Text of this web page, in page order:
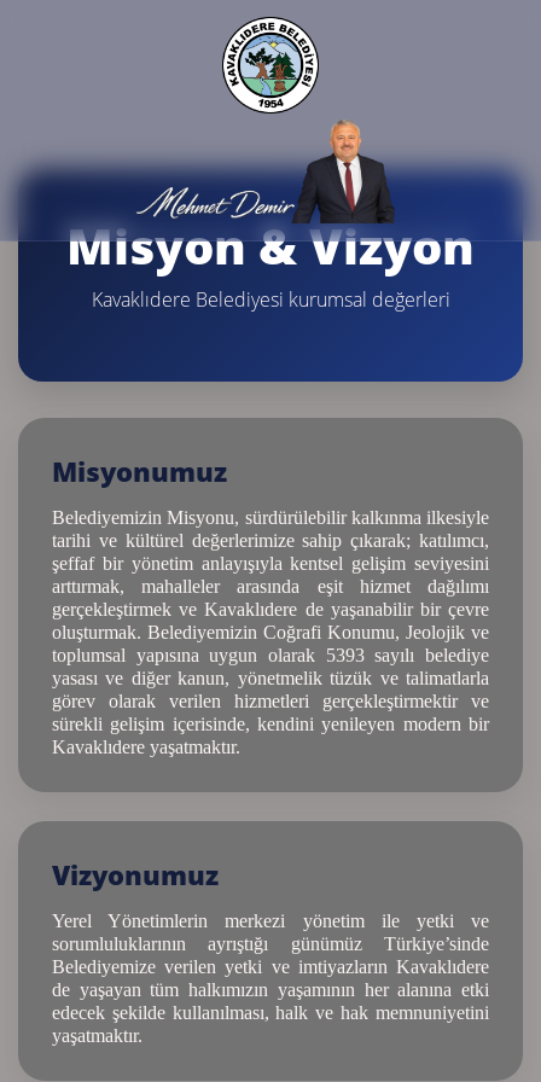
Misyon & Vizyon
Kavaklıdere Belediyesi kurumsal değerleri
Misyonumuz
Belediyemizin Misyonu, sürdürülebilir kalkınma ilkesiyle
tarihi ve kültürel değerlerimize sahip çıkarak; katılımcı,
şeffaf bir yönetim anlayışıyla kentsel gelişim seviyesini
arttırmak, mahalleler arasında eşit hizmet dağılımı
gerçekleştirmek ve Kavaklıdere de yaşanabilir bir çevre
oluşturmak. Belediyemizin Coğrafi Konumu, Jeolojik ve
toplumsal yapısına uygun olarak 5393 sayılı belediye
yasası ve diğer kanun, yönetmelik tüzük ve talimatlarla
görev olarak verilen hizmetleri gerçekleştirmektir ve
sürekli gelişim içerisinde, kendini yenileyen modern bir
Kavaklıdere yaşatmaktır.
Vizyonumuz
Yerel Yönetimlerin merkezi yönetim ile yetki ve
sorumluluklarının ayrıştığı günümüz Türkiye’sinde
Belediyemize verilen yetki ve imtiyazların Kavaklıdere
de yaşayan tüm halkımızın yaşamının her alanına etki
edecek şekilde kullanılması, halk ve hak memnuniyetini
yaşatmaktır.